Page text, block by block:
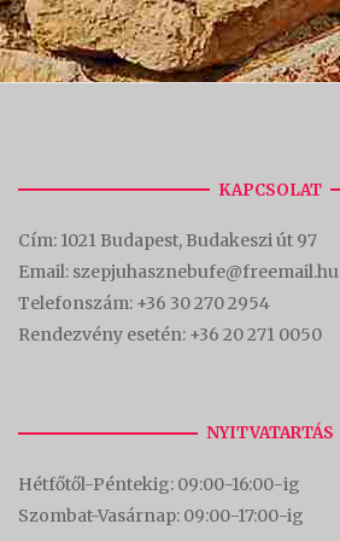
KAPCSOLAT
Cím: 1021 Budapest, Budakeszi út 97
Email: szepjuhasznebufe@freemail.hu
Telefonszám: +36 30 270 2954
Rendezvény esetén: +36 20 271 0050
NYITVATARTÁS
Hétfőtől-Péntekig: 09:00-16:00-ig
Szombat-Vasárnap: 09:00-17:00-ig